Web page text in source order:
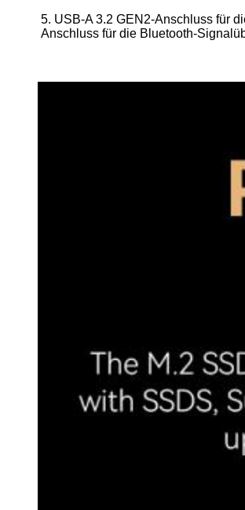
5. USB-A 3.2 GEN2-Anschluss für
Anschluss für die Bluetooth-